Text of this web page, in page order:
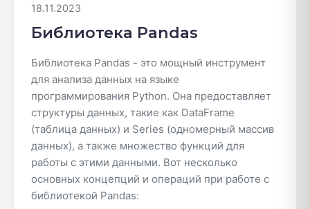
18.11.2023
Библиотека Pandas
Библиотека Pandas - это мощный инструмент
для анализа данных на языке
программирования Python. Она предоставляет
структуры данных, такие как DataFrame
(таблица данных) и Series (одномерный массив
данных), а также множество функций для
работы с этими данными. Вот несколько
основных концепций и операций при работе с
библиотекой Pandas: